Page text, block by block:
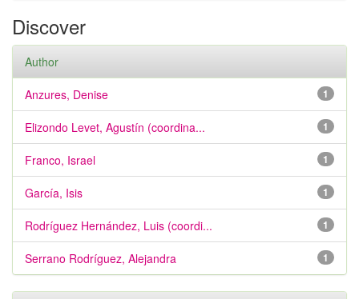
Discover
Author
1
Anzures, Denise
1
Elizondo Levet, Agustín (coordina...
1
Franco, Israel
1
García, Isis
1
Rodríguez Hernández, Luis (coordi...
1
Serrano Rodríguez, Alejandra